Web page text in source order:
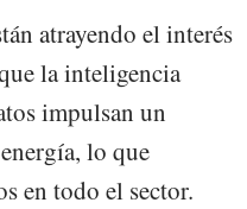
atrayendo el interés
la inteligencia
impulsan un
lo que
en todo el sector.